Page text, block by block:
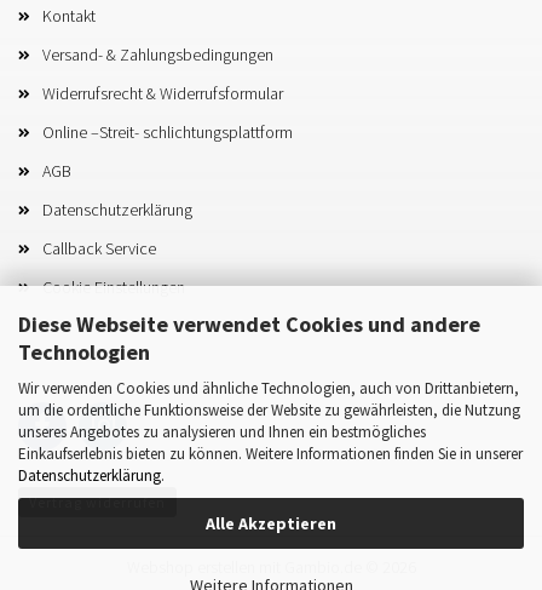
Diese Webseite verwendet Cookies und andere
Technologien
Wir verwenden Cookies und ähnliche Technologien, auch von Drittanbietern,
um die ordentliche Funktionsweise der Website zu gewährleisten, die Nutzung
unseres Angebotes zu analysieren und Ihnen ein bestmögliches
Einkaufserlebnis bieten zu können. Weitere Informationen finden Sie in unserer
Datenschutzerklärung.
Alle Akzeptieren
Weitere Informationen
Kontakt
Versand- & Zahlungsbedingungen
Widerrufsrecht & Widerrufsformular
Online –Streit- schlichtungsplattform
AGB
Datenschutzerklärung
Callback Service
Cookie Einstellungen
Vertrag widerrufen